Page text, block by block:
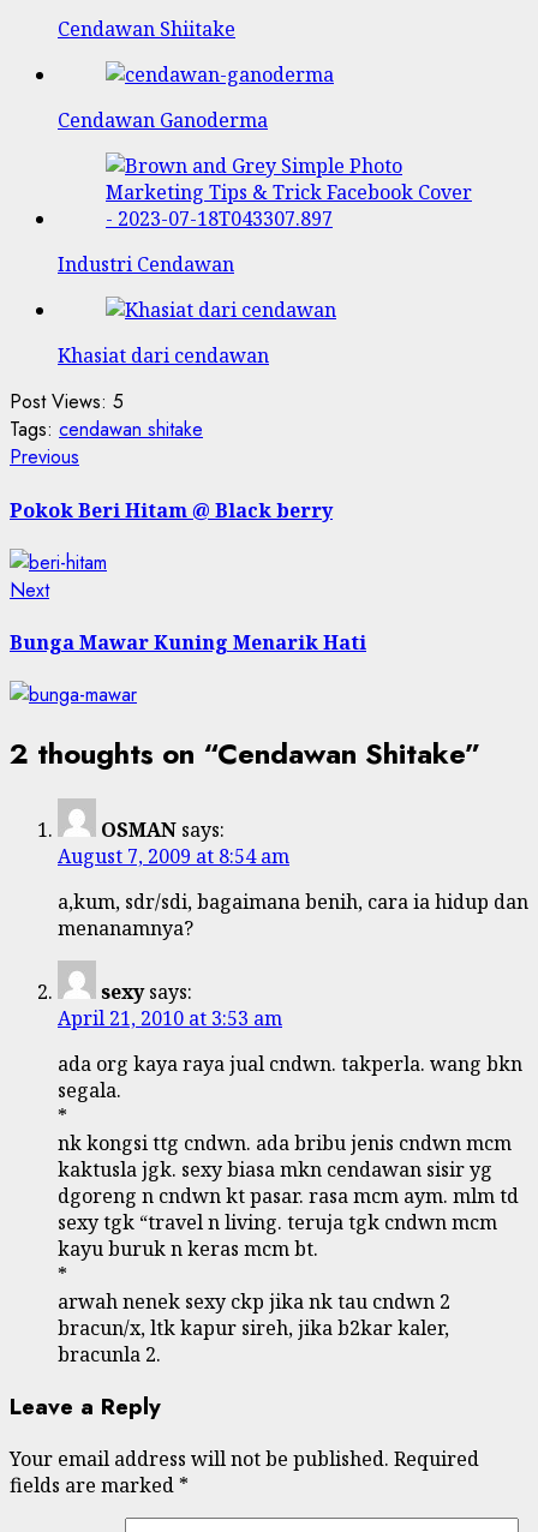
Cendawan Shiitake
Cendawan Ganoderma
Industri Cendawan
Khasiat dari cendawan
Post Views: 5
Tags: cendawan shitake
Post
navigation
Previous
Pokok Beri Hitam @ Black berry
NextNext
Bunga Mawar Kuning Menarik Hati
2 thoughts on “Cendawan Shitake”
OSMAN says:
August 7, 2009 at 8:54 am
a,kum, sdr/sdi, bagaimana benih, cara ia hidup dan
menanamnya?
sexy says:
April 21, 2010 at 3:53 am
ada org kaya raya jual cndwn. takperla. wang bkn
segala.
*
nk kongsi ttg cndwn. ada bribu jenis cndwn mcm
kaktusla jgk. sexy biasa mkn cendawan sisir yg
dgoreng n cndwn kt pasar. rasa mcm aym. mlm td
sexy tgk “travel n living. teruja tgk cndwn mcm
kayu buruk n keras mcm bt.
*
arwah nenek sexy ckp jika nk tau cndwn 2
bracun/x, ltk kapur sireh, jika b2kar kaler,
bracunla 2.
Leave a Reply
Your email address will not be published. Required
fields are marked *